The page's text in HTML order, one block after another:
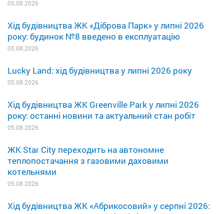
05.08.2026
Хід будівництва ЖК «Діброва Парк» у липні 2026
року: будинок №8 введено в експлуатацію
05.08.2026
Lucky Land: хід будівництва у липні 2026 року
05.08.2026
Хід будівництва ЖК Greenville Park у липні 2026
року: останні новини та актуальний стан робіт
05.08.2026
ЖК Star City переходить на автономне
теплопостачання з газовими даховими
котельнями
05.08.2026
Хід будівництва ЖК «Абрикосовий» у серпні 2026: